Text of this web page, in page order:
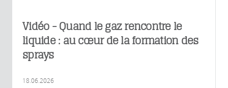
Vidéo - Quand le gaz rencontre le
liquide : au cœur de la formation des
sprays
18.06.2026